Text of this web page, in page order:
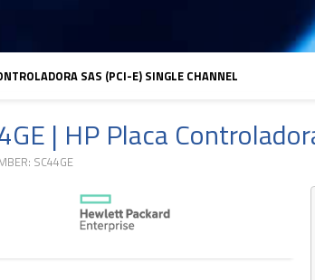
SAS (PCI-E) SINGLE CHANNEL
| HP Placa
SC44GE